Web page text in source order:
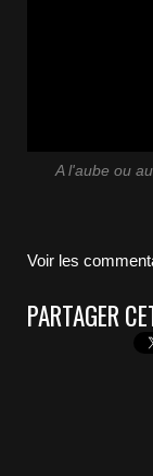
A l'aube ou
Voir les
PARTAGER